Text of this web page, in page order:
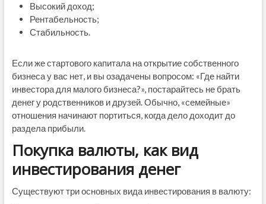
Высокий доход;
Рентабельность;
Стабильность.
Если же стартового капитала на открытие собственного
бизнеса у вас нет, и вы озадачены вопросом: «Где найти
инвестора для малого бизнеса?», постарайтесь не брать
денег у родственников и друзей. Обычно, «семейные»
отношения начинают портиться, когда дело доходит до
раздела прибыли.
Покупка валюты, как вид
инвестирования денег
Существуют три основных вида инвестирования в валюту: